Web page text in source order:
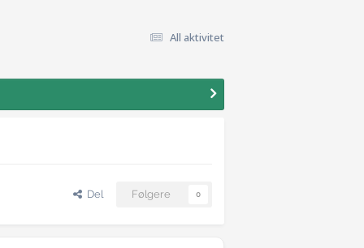
All aktivitet
Del Følgere 0